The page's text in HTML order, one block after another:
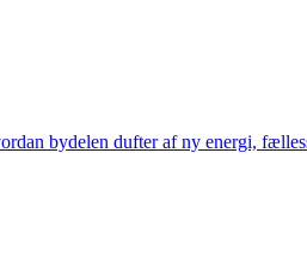
bydelen dufter af ny energi,